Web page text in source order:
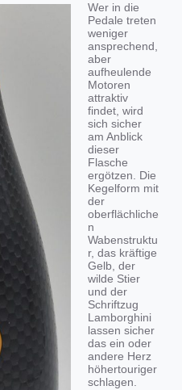
Wer in die
Pedale treten
weniger
ansprechend,
aber
aufheulende
Motoren
attraktiv
findet, wird
sich sicher
am Anblick
dieser
Flasche
ergötzen. Die
Kegelform mit
der
oberflächliche
n
Wabenstruktu
r, das kräftige
Gelb, der
wilde Stier
und der
Schriftzug
Lamborghini
lassen sicher
das ein oder
andere Herz
höhertouriger
schlagen.